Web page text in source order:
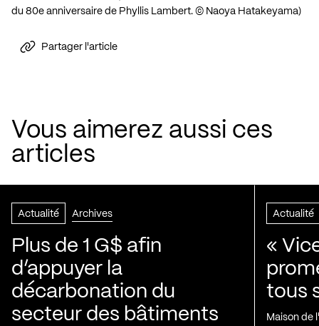
du 80e anniversaire de Phyllis Lambert. © Naoya Hatakeyama)
Partager l'article
Vous aimerez aussi ces
articles
Actualité Archives
Plus de 1 G$ afin
d’appuyer la
décarbonation du
secteur des bâtiments
Actualité
«
tous
Maison de